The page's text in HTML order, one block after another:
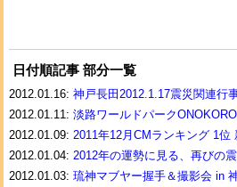
日付順記事 部分一覧
2012.01.16: 神戸長田2012.1.17震災関連行
2012.01.11: 淡路ワールドパーク
2012.01.09: 2011年12月CMランキング 1位
2012.01.04: 2012年の運勢に見る、再びの震
2012.01.03: 琉神マブヤー握手＆撮影会 in